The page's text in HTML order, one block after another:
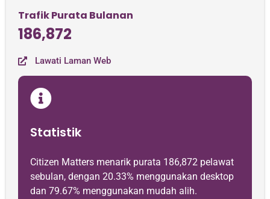
Trafik Purata Bulanan
186,872
Lawati Laman Web
Statistik
Citizen Matters menarik purata 186,872 pelawat
sebulan, dengan 20.33% menggunakan desktop
dan 79.67% menggunakan mudah alih.